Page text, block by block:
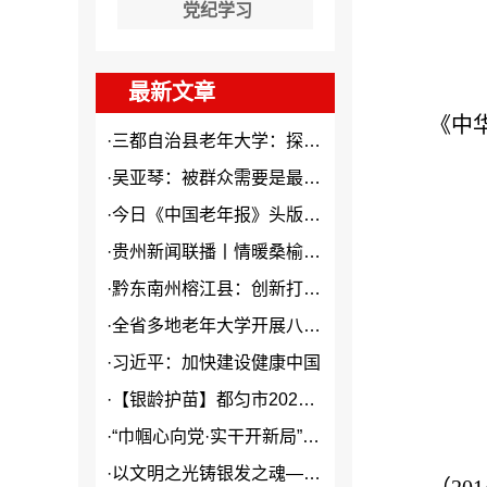
党纪学习
最新文章
·三都自治县老年大学：探索“N...
·吴亚琴：被群众需要是最大幸福
·今日《中国老年报》头版头条关...
·贵州新闻联播丨情暖桑榆 “银...
·黔东南州榕江县：创新打造本土...
·全省多地老年大学开展八一建军...
·习近平：加快建设健康中国
· 【银龄护苗】都匀市2026年...
·“巾帼心向党·实干开新局”2...
·以文明之光铸银发之魂——贵州...
《